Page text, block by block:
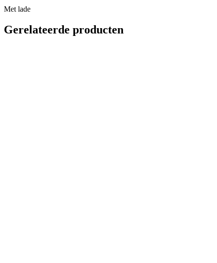
Met lade
Gerelateerde producten